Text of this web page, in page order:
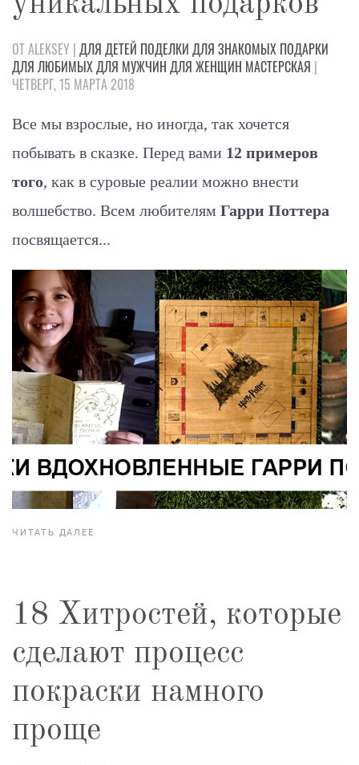
ОТ ALEKSEY | ДЛЯ ДЕТЕЙ ПОДЕЛКИ ДЛЯ ЗНАКОМЫХ ПОДАРКИ
ДЛЯ ЛЮБИМЫХДЛЯ МУЖЧИН ДЛЯ ЖЕНЩИН МАСТЕРСКАЯ |
ЧЕТВЕРГ, 15 МАРТА 2018
Все мы взрослые, но иногда, так хочется
побывать в сказке. Перед вами 12 примеров
того, как в суровые реалии можно внести
волшебство. Всем любителям Гарри Поттера
посвящается...
ЧИТАТЬ ДАЛЕЕ
18 Хитростей, которые
сделают процесс
покраски намного
проще